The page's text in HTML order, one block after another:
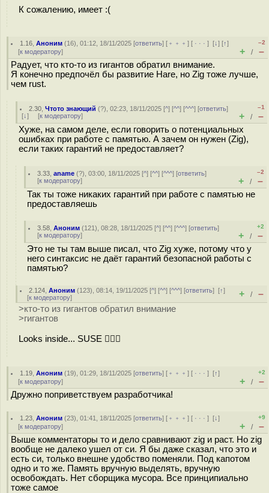
К сожалению, имеет :(
1.16 ,Аноним (16), 01:12, 18/11/2025 [ответить] [ ﹢﹢﹢] [ · · ·][↓] [↑]
[к модератору]
–2
+ / –
Радует, что кто-то из гигантов обратил внимание.
Я конечно предпочёл бы развитие Hare, но Zig тоже лучше,
чем rust.
2.30 ,Чтото знающий (?), 02:23, 18/11/2025 [^] [^^] [^^^] [ответить]
[↓] [к модератору]
–1
+ / –
Хуже, на самом деле, если говорить о потенциальных
ошибках при работе с памятью. А зачем он нужен (Zig),
если таких гарантий не предоставляет?
3.33 ,aname (?), 03:00, 18/11/2025 [^] [^^] [^^^] [ответить]
[к модератору]
–2
+ / –
Так ты тоже никаких гарантий при работе с памятью не
предоставляешь
3.58 ,Аноним (121), 08:28, 18/11/2025 [^] [^^] [^^^] [ответить]
[к модератору]
+2
+ / –
Это не ты там выше писал, что Zig хуже, потому что у
него синтаксис не даёт гарантий безопасной работы с
памятью?
2.124 ,Аноним (123), 08:14, 19/11/2025 [^] [^^] [^^^] [ответить][↑]
[к модератору] + / –
>кто-то из гигантов обратил внимание
>гигантов
Looks inside... SUSE 🤷🏻‍♂️
1.19 ,Аноним (19), 01:29, 18/11/2025 [ответить] [ ﹢﹢﹢] [ · · ·][↑]
[к модератору]
+2
+ / –
Дружно поприветствуем разработчика!
1.23 ,Аноним (23), 01:41, 18/11/2025 [ответить] [ ﹢﹢﹢] [ · · ·][↓]
[к модератору]
+9
+ / –
Выше комментаторы то и дело сравнивают zig и раст. Но zig
вообще не далеко ушел от си. Я бы даже сказал, что это и
есть си, только внешне удобство поменяли. Под капотом
одно и то же. Память вручную выделять, вручную
освобождать. Нет сборщика мусора. Все принципиально
тоже самое